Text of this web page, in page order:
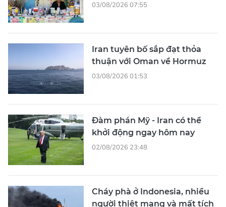
03/08/2026 07:55
Iran tuyên bố sắp đạt thỏa
thuận với Oman về Hormuz
03/08/2026 01:53
Đàm phán Mỹ - Iran có thể
khởi động ngay hôm nay
02/08/2026 23:48
Cháy phà ở Indonesia, nhiều
người thiệt mạng và mất tích